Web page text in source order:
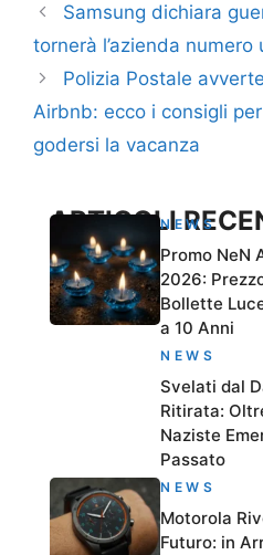
Samsung dichiara
tornerà l’azienda numero
Polizia Postale
Airbnb: ecco i consigli
godersi la vacanza
ARTICOLINEWS
Promo NeN
2026:
Bollette
a 10 Anni
NEWS
Svelati dal
Ritirata:
Naziste
Passato
NEWS
Motorola
Futuro: in